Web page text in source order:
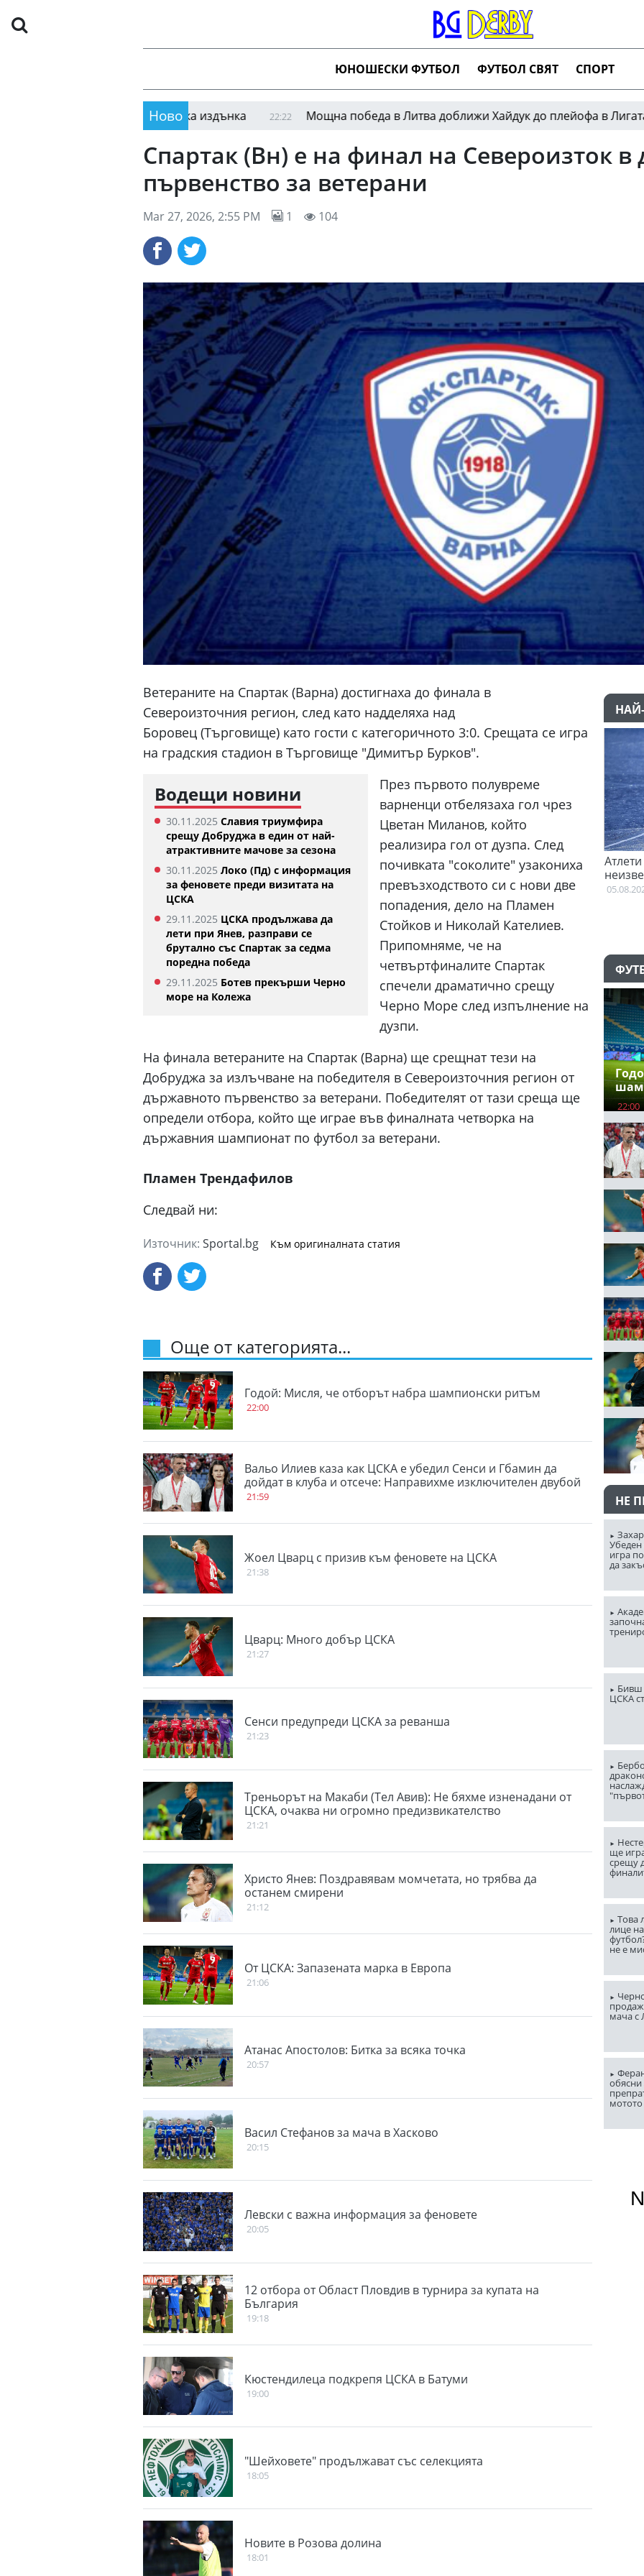
ЮНОШЕСКИ ФУТБОЛ ФУТБОЛ СВЯТ СПОРТ
Ново22:28 Мач в Лига Европа спря за час заради наводнен терен 22:23 Лех се
Спартак (Вн) е на финал на Североизток
първенство за ветерани
Mar 27, 2026, 2:55 PM 1 104
Ветераните на Спартак (Варна) достигнаха до финала в
Североизточния регион, след като надделяха над
Боровец (Търговище) като гости с категоричното 3:0. Срещата се игра
на градския стадион в Търговище "Димитър Бурков".
Водещи новини
30.11.2025 Славия триумфира
срещу Добруджа в един от най-
атрактивните мачове за сезона
30.11.2025 Локо (Пд) с информация
за феновете преди визитата на
ЦСКА
29.11.2025 ЦСКА продължава да
лети при Янев, разправи се
брутално със Спартак за седма
поредна победа
29.11.2025 Ботев прекърши Черно
море на Колежа
През първото полувреме
варненци отбелязаха гол чрез
Цветан Миланов, който
реализира гол от дузпа. След
почивката "соколите" узакониха
превъзходството си с нови две
попадения, дело на Пламен
Стойков и Николай Кателиев.
Припомняме, че на
четвъртфиналите Спартак
спечели драматично срещу
Черно Море след изпълнение на
дузпи.
На финала ветераните на Спартак (Варна) ще срещнат тези на
Добруджа за излъчване на победителя в Североизточния регион от
държавното първенство за ветерани. Победителят от тази среща ще
определи отбора, който ще играе във финалната четворка на
държавния шампионат по футбол за ветерани.
Пламен Трендафилов
Следвай ни:
Източник: Sportal.bg Към оригиналната статия
Още от категорията...
Годой: Мисля, че отборът набра шампионски ритъм
22:00
Вальо Илиев каза как ЦСКА е убедил Сенси и Гбамин да
дойдат в клуба и отсече: Направихме изключителен двубой
21:59
Жоел Цварц с призив към феновете на ЦСКА
21:38
Цварц: Много добър ЦСКА
21:27
Сенси предупреди ЦСКА за реванша
21:23
Треньорът на Макаби (Тел Авив): Не бяхме изненадани от
ЦСКА, очаква ни огромно предизвикателство
21:21
Христо Янев: Поздравявам момчетата, но трябва да
останем смирени
21:12
От ЦСКА: Запазената марка в Европа
21:06
Атанас Апостолов: Битка за всяка точка
20:57
Васил Стефанов за мача в Хасково
20:15
Левски с важна информация за феновете
20:05
12 отбора от Област Пловдив в турнира за купата на
България
19:18
Кюстендилеца подкрепя ЦСКА в Батуми
19:00
"Шейховете" продължават със селекцията
18:05
Новите в Розова долина
18:01
Тотнъм започна преговори с Гакпо
05.08.2026
Атлети от Пакистан и Уганда са в
неизвестност след Игрите на
Британската общност
05.08.2026
22:00
НЕ
Убеден
игра
да
Бивш
ЦСКА
ще
срещу
Това
лице
не е
мача с
обясни